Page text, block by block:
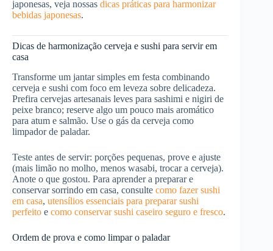
japonesas, veja nossas dicas práticas para harmonizar
bebidas japonesas.
Dicas de harmonização cerveja e sushi para servir em
casa
Transforme um jantar simples em festa combinando
cerveja e sushi com foco em leveza sobre delicadeza.
Prefira cervejas artesanais leves para sashimi e nigiri de
peixe branco; reserve algo um pouco mais aromático
para atum e salmão. Use o gás da cerveja como
limpador de paladar.
Teste antes de servir: porções pequenas, prove e ajuste
(mais limão no molho, menos wasabi, trocar a cerveja).
Anote o que gostou. Para aprender a preparar e
conservar sorrindo em casa, consulte como fazer sushi
em casa, utensílios essenciais para preparar sushi
perfeito e como conservar sushi caseiro seguro e fresco.
Ordem de prova e como limpar o paladar